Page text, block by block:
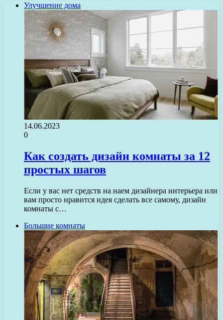
Улучшение дома
14.06.2023
0
Как создать дизайн комнаты за 12
простых шагов
Если у вас нет средств на наем дизайнера интерьера или
вам просто нравится идея сделать все самому, дизайн
комнаты с…
Большие комнаты